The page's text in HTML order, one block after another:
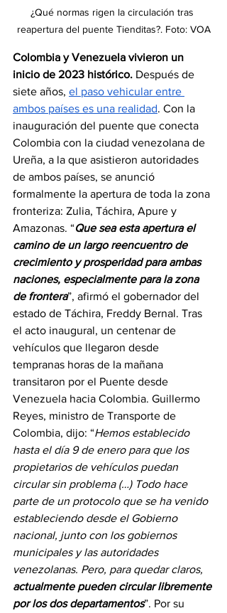
¿Qué normas rigen la circulación tras
reapertura del puente Tienditas?. Foto: VOA
Colombia y Venezuela vivieron un
inicio de 2023 histórico. Después de
siete años, el paso vehicular entre
ambos países es una realidad. Con la
inauguración del puente que conecta
Colombia con la ciudad venezolana de
Ureña, a la que asistieron autoridades
de ambos países, se anunció
formalmente la apertura de toda la zona
fronteriza: Zulia, Táchira, Apure y
Amazonas. “Que sea esta apertura el
camino de un largo reencuentro de
crecimiento y prosperidad para ambas
naciones, especialmente para la zona
de frontera”, afirmó el gobernador del
estado de Táchira, Freddy Bernal. Tras
el acto inaugural, un centenar de
vehículos que llegaron desde
tempranas horas de la mañana
transitaron por el Puente desde
Venezuela hacia Colombia. Guillermo
Reyes, ministro de Transporte de
Colombia, dijo: “Hemos establecido
hasta el día 9 de enero para que los
propietarios de vehículos puedan
circular sin problema (…) Todo hace
parte de un protocolo que se ha venido
estableciendo desde el Gobierno
nacional, junto con los gobiernos
municipales y las autoridades
venezolanas. Pero, para quedar claros,
actualmente pueden circular libremente
por los dos departamentos”. Por su